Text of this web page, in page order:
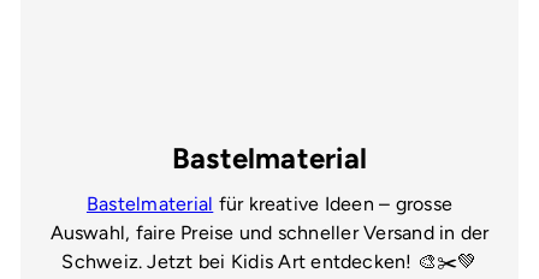
Bastelmaterial
Bastelmaterial für kreative Ideen – grosse
Auswahl, faire Preise und schneller Versand in der
Schweiz. Jetzt bei Kidis Art entdecken! 🎨✂️💚